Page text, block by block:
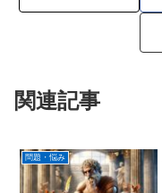
関連記事
問題・悩み